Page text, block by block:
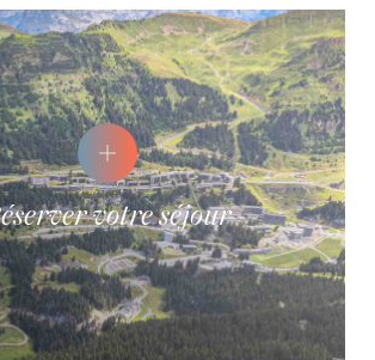
Réserver votre séjour